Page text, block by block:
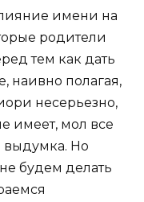
имени на
родители
тем как дать
наивно полагая,
несерьезно,
имеет, мол все
выдумка. Но
будем делать